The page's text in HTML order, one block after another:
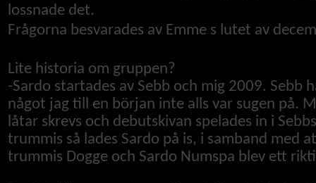
lossnade det.
Frågorna besvarades av Emme s lutet av
Lite historia om gruppen?
-Sardo startades av Sebb och mig 2009.
något jag till en början inte alls var sugen på.
låtar skrevs och debutskivan spelades in i
trummis så lades Sardo på is, i samband med
trummis Dogge och Sardo Numspa blev ett